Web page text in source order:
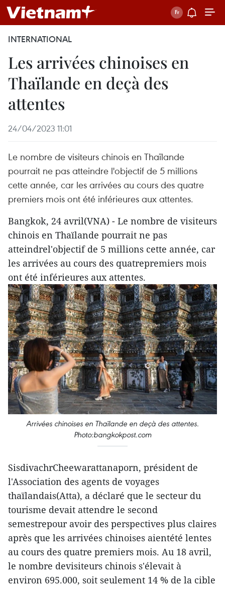
INTERNATIONAL
Les arrivées chinoises en
Thaïlande en deçà des
attentes
24/04/2023 11:01
Le nombre de visiteurs chinois en Thaïlande
pourrait ne pas atteindre l'objectif de 5 millions
cette année, car les arrivées au cours des quatre
premiers mois ont été inférieures aux attentes.
Bangkok, 24 avril(VNA) - Le nombre de visiteurs
chinois en Thaïlande pourrait ne pas
atteindrel'objectif de 5 millions cette année, car
les arrivées au cours des quatrepremiers mois
ont été inférieures aux attentes.
Arrivées chinoises en Thaïlande en deçà des attentes.
Photo:bangkokpost.com
SisdivachrCheewarattanaporn, président de
l'Association des agents de voyages
thaïlandais(Atta), a déclaré que le secteur du
tourisme devait attendre le second
semestrepour avoir des perspectives plus claires
après que les arrivées chinoises aientété lentes
au cours des quatre premiers mois. Au 18 avril,
le nombre devisiteurs chinois s'élevait à
environ 695.000, soit seulement 14 % de la cible